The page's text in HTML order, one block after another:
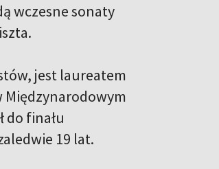
wczesne sonaty
jest laureatem
Międzynarodowym
do finału
19 lat.